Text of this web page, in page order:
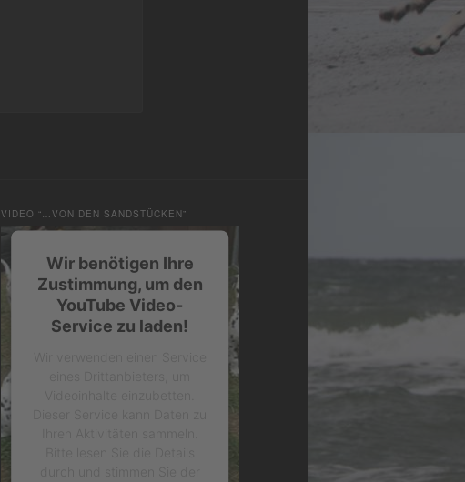
VIDEO “…VON DEN SANDSTÜCKEN”
Wir benötigen Ihre
Zustimmung, um den
YouTube Video-
Service zu laden!